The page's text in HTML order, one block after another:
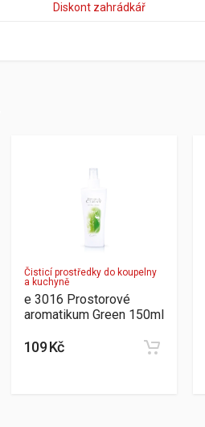
Diskont zahrádkář
Čisticí prostředky do koupelny
a kuchyně
e 3016 Prostorové
aromatikum Green 150ml
109 Kč